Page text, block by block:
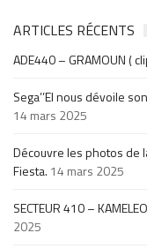
ARTICLES RÉCENTS
ADE440 – GRAMOUN (
Sega’’El nous dévoile
14 mars 2025
Découvre les photos de
Fiesta. 14 mars 2025
SECTEUR 410 –
2025